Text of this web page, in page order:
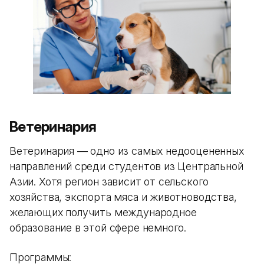
Ветеринария
Ветеринария — одно из самых недооцененных
направлений среди студентов из Центральной
Азии. Хотя регион зависит от сельского
хозяйства, экспорта мяса и животноводства,
желающих получить международное
образование в этой сфере немного.
Программы: